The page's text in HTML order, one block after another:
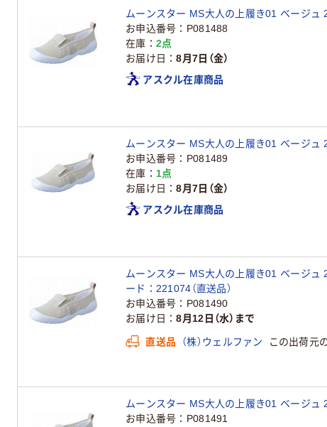
ムーンスター MS大人の上履き01 ベージュ
お申込番号
P081488
在庫
2点
お届け日
8月7日（金）
アスクル在庫商品
ムーンスター MS大人の上履き01 ベージュ
お申込番号
P081489
在庫
1点
お届け日
8月7日（金）
アスクル在庫商品
ムーンスター MS大人の上履き01 ベージ
ード：221074（直送品）
お申込番号
P081490
お届け日
8月12日（水）まで
直送品 （株）ウェルファン この出荷元
ムーンスター MS大人の上履き01 ベージュ
お申込番号
P081491